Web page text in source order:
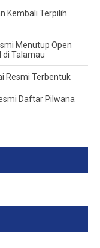
Kembali Terpilih
Menutup Open
di Talamau
Resmi Terbentuk
Daftar Pilwana